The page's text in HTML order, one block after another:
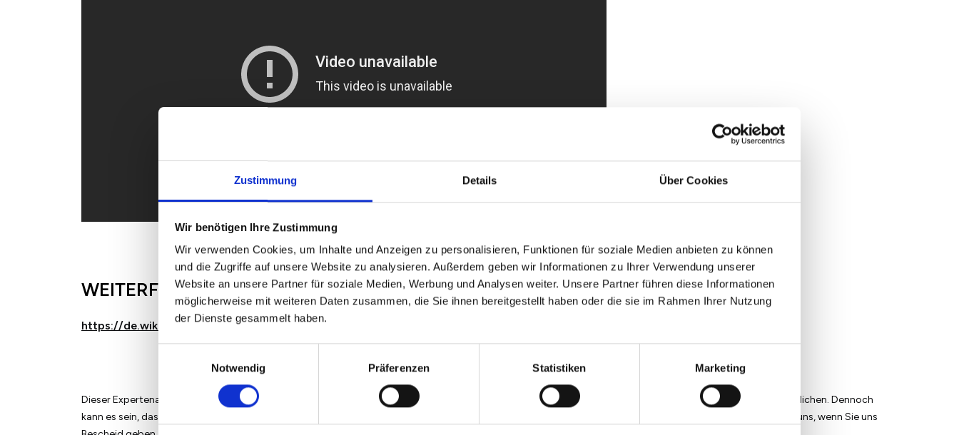
Zustimmung Details Über Cookies
Wir benötigen Ihre Zustimmung
Wir verwenden Cookies, um Inhalte und Anzeigen zu personalisieren, Funktionen für soziale Medien anbieten zu können
und die Zugriffe auf unsere Website zu analysieren. Außerdem geben wir Informationen zu Ihrer Verwendung unserer
Website an unsere Partner für soziale Medien, Werbung und Analysen weiter. Unsere Partner führen diese Informationen
möglicherweise mit weiteren Daten zusammen, die Sie ihnen bereitgestellt haben oder die sie im Rahmen Ihrer Nutzung
der Dienste gesammelt haben.
Notwendig
Präferenzen Statistiken Marketing
WEITERFÜHRENDE LINKS
https://de.wikipedia.org/wiki/Maklerformel
Dieser Expertenartikel wurde mit großer Sorgfalt von der Immoportal.com Redaktion geprüft. Unser Anspruch ist es, fachlich fundiertes Wissen zu veröffentlichen. Dennoch
kann es sein, dass inhaltliche Fehler nicht entdeckt wurden oder der Inhalt nicht mehr dem aktuellen Gesetzesstand entspricht. Finden Sie Fehler, freuen wir uns, wenn Sie uns